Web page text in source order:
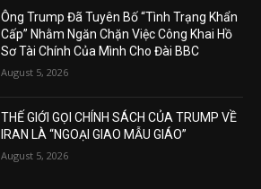
Ông Trump Đã Tuyên Bố “Tình Trạng Khẩn
Cấp” Nhằm Ngăn Chặn Việc Công Khai Hồ
Sơ Tài Chính Của Mình Cho Đài BBC
August 5, 2026
THẾ GIỚI GỌI CHÍNH SÁCH CỦA TRUMP VỀ
IRAN LÀ “NGOẠI GIAO MẪU GIÁO”
August 5, 2026